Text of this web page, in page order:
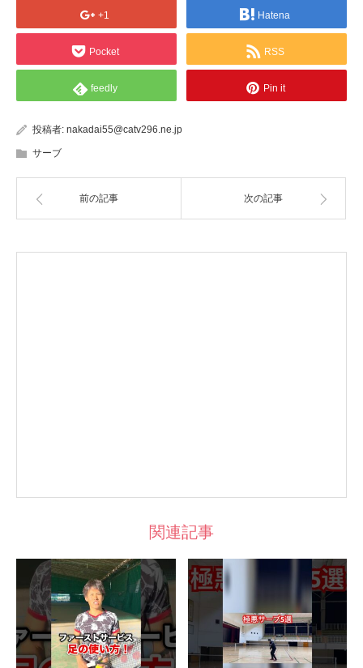
+1 Hatena
Pocket RSS
feedly Pin it
投稿者: nakadai55@catv296.ne.jp
サーブ
前の記事 次の記事
関連記事